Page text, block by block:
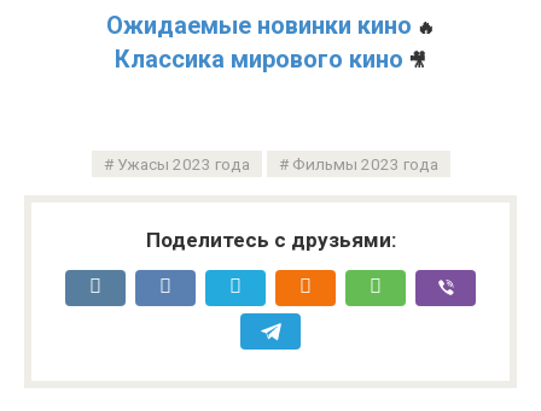
Ожидаемые новинки кино 🔥
Классика мирового кино 🎥
Ужасы 2023 года Фильмы 2023 года
Поделитесь с друзьями: